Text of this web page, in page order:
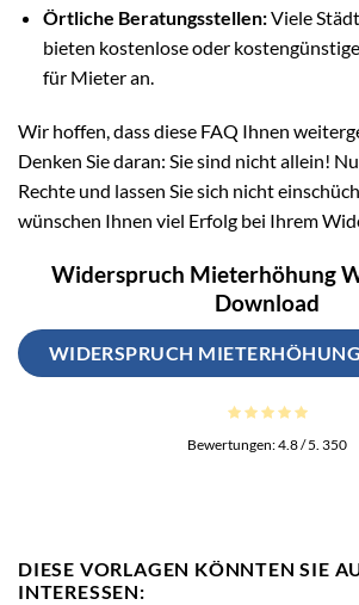
Örtliche Beratungsstellen:Viele
bieten kostenlose oder
für Mieter an.
Wir hoffen, dass diese FAQ Ihnen
Denken Sie daran: Sie sind nicht allein!
Rechte und lassen Sie sich nicht
wünschen Ihnen viel Erfolg bei Ihrem
Widerspruch Mieterhöhung
Download
WIDERSPRUCH
Bewertungen:4.8/ 5. 350
DIESE VORLAGEN KÖNNTEN SIE
INTERESSEN: